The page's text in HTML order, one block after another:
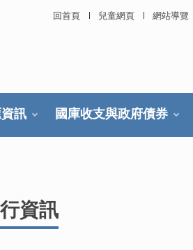
回首頁 兒童網頁 網站導覽
訊 國庫收支與政府債券
資訊